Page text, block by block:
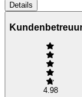
Details
4.98